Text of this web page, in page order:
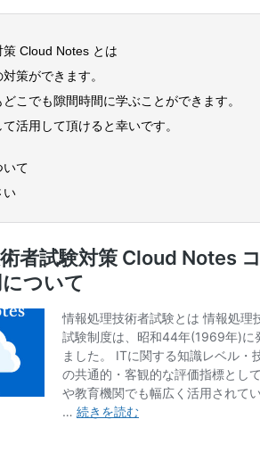
Cloud Notes とは
策ができます。
こでも隙間時間に学ぶことができます。
活用して頂けると幸いです。
いて
い